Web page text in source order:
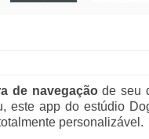
de navegaçãode seu
este app do estúdio
personalizável.